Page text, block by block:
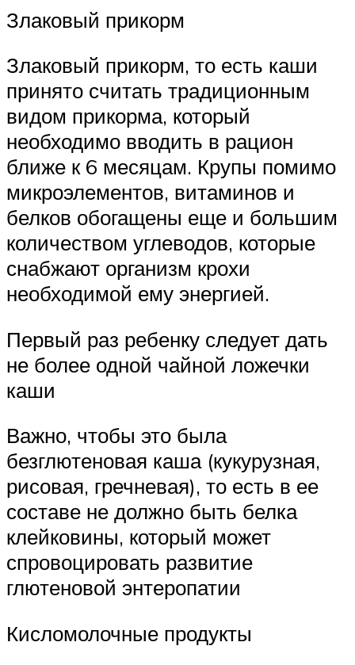
Злаковый прикорм
Злаковый прикорм, то есть каши
принято считать традиционным
видом прикорма, который
необходимо вводить в рацион
ближе к 6 месяцам. Крупы помимо
микроэлементов, витаминов и
белков обогащены еще и большим
количеством углеводов, которые
снабжают организм крохи
необходимой ему энергией.
Первый раз ребенку следует дать
не более одной чайной ложечки
каши
Важно, чтобы это была
безглютеновая каша (кукурузная,
рисовая, гречневая), то есть в ее
составе не должно быть белка
клейковины, который может
спровоцировать развитие
глютеновой энтеропатии
Кисломолочные продукты